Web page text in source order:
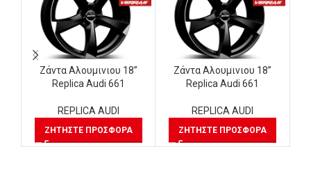
Ζάντα Αλουμινιου 18”
Replica Audi 661
REPLICA AUDI
ΖΗΤΉΣΤΕ ΠΡΟΣΦΟΡΆ
Ζάντα Αλουμινιου 18”
Replica Audi 661
REPLICA AUDI
ΖΗΤΉΣΤΕ ΠΡΟΣΦΟΡΆ